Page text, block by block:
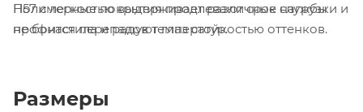
Н57 с легкостью выдерживает различные нагрузки и
не боится перепадов температур.
Полимерные покрытия продлевают срок службы
профнастила и радуют глаз стойкостью оттенков.
Размеры